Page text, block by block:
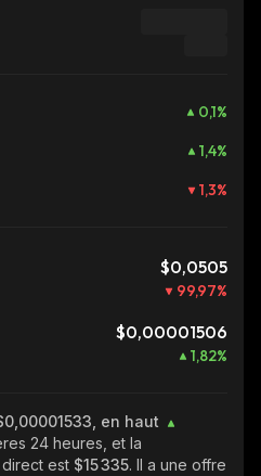
0,1%
1,4%
1,3%
$0,0505
99,97%
$0,00001506
1,82%
en haut
24 heures, et la
est $15 335. Il a une offre